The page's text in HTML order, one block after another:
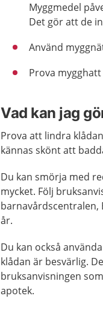
Myggmedel
Det gör att de
Använd
Prova
Vad kan jag
Prova att lindra
kännas skönt att
Du kan smörja med
mycket. Följ
barnavårdscentralen,
år.
Du kan också
klådan är besvärlig.
bruksanvisningen
apotek.